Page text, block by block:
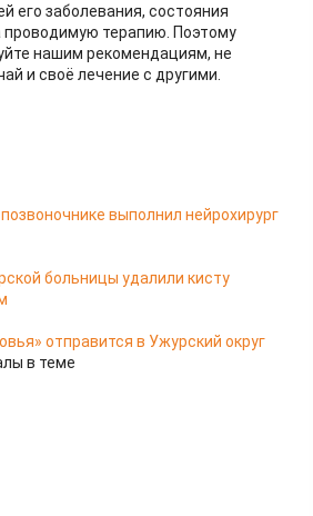
его заболевания, состояния
проводимую терапию. Поэтому
нашим рекомендациям, не
и своё лечение с другими.
выполнил нейрохирург
больницы удалили кисту
отправится в Ужурский округ
в теме